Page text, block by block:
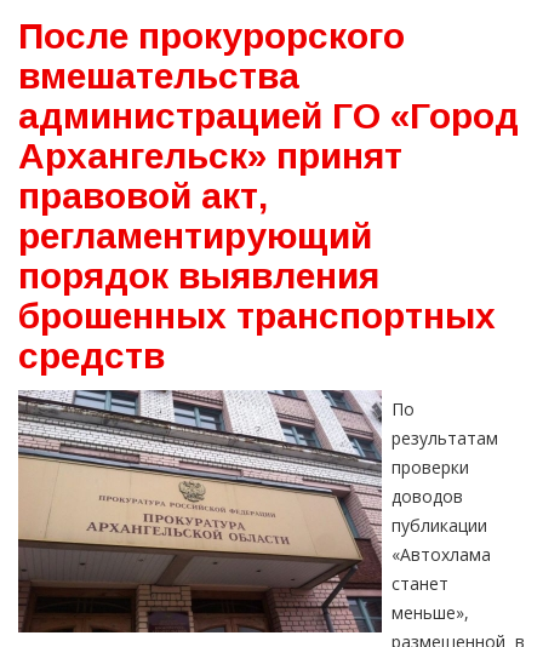
После прокурорского
вмешательства
администрацией ГО «Город
Архангельск» принят
правовой акт,
регламентирующий
порядок выявления
брошенных транспортных
средств
По
результатам
проверки
доводов
публикации
«Автохлама
станет
меньше»,
размещенной в